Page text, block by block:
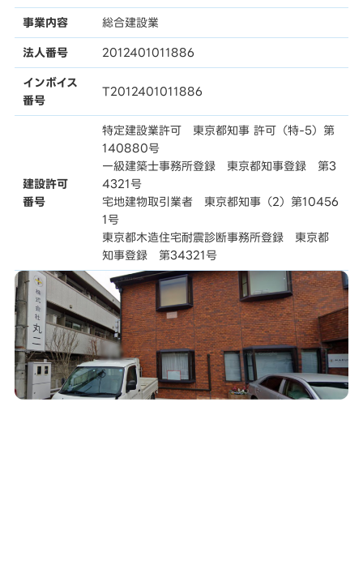
事業内容 総合建設業
法人番号 2012401011886
インボイス
番号
T2012401011886
建設許可
番号
特定建設業許可 東京都知事 許可（特-5）第
140880号
一級建築士事務所登録 東京都知事登録 第3
4321号
宅地建物取引業者 東京都知事（2）第10456
1号
東京都木造住宅耐震診断事務所登録 東京都
知事登録 第34321号